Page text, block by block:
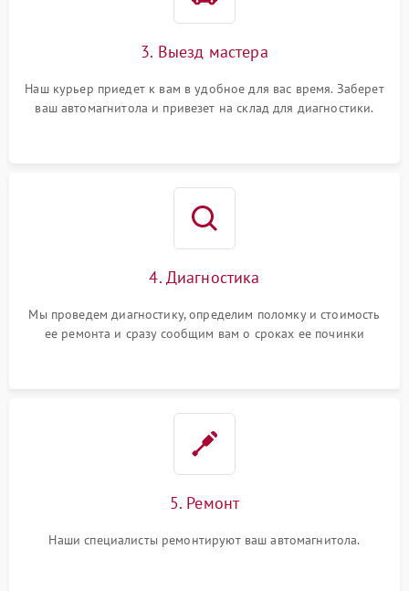
3. Выезд мастера
Наш курьер приедет к вам в удобное для вас время. Заберет
ваш автомагнитола и привезет на склад для диагностики.
4. Диагностика
Мы проведем диагностику, определим поломку и стоимость
ее ремонта и сразу сообщим вам о сроках ее починки
5. Ремонт
Наши специалисты ремонтируют ваш автомагнитола.